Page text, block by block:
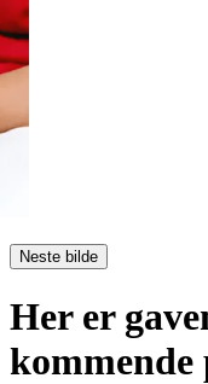
Neste bilde
Her er
kommende